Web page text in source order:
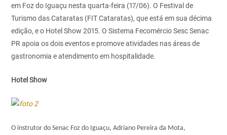
em Foz do Iguaçu nesta quarta-feira (17/06). O Festival de
Turismo das Cataratas (FIT Cataratas), que está em sua décima
edição, e o Hotel Show 2015. O Sistema Fecomércio Sesc Senac
PR apoia os dois eventos e promove atividades nas áreas de
gastronomia e atendimento em hospitalidade.
Hotel Show
O instrutor do Senac Foz do Iguaçu, Adriano Pereira da Mota,